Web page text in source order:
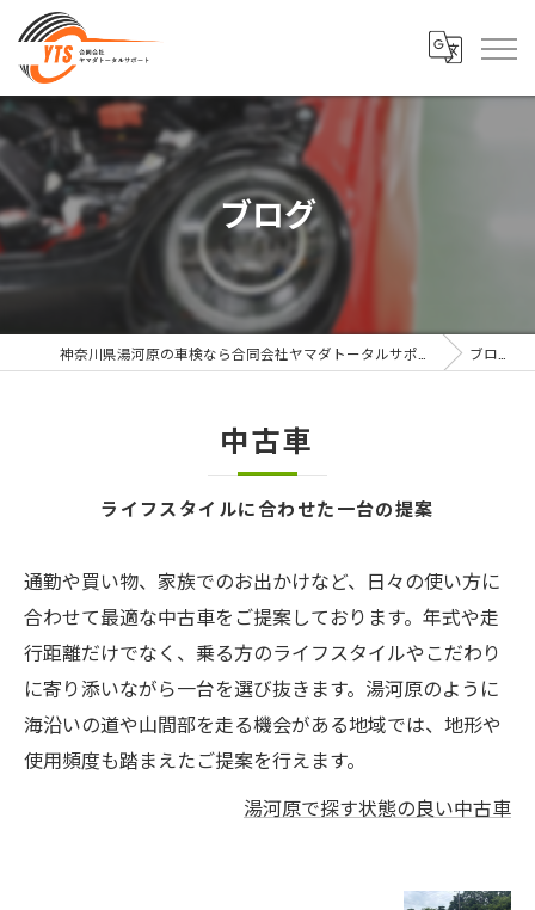
ブログ
ブログ
中古車
ライフスタイルに合わせた一台の提案
通勤や買い物、家族でのお出かけなど、日々の使い方に
合わせて最適な中古車をご提案しております。年式や走
行距離だけでなく、乗る方のライフスタイルやこだわり
に寄り添いながら一台を選び抜きます。湯河原のように
海沿いの道や山間部を走る機会がある地域では、地形や
使用頻度も踏まえたご提案を行えます。
湯河原で探す状態の良い中古車